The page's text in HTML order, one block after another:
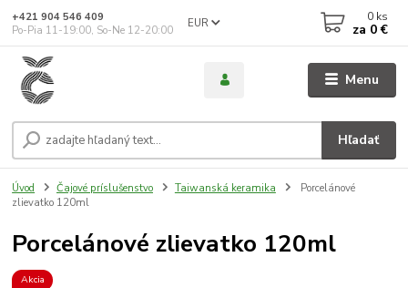
Menu
EUR
Hľadať
+421 904 546 409
Po-Pia 11-19:00, So-Ne 12-20:00
0 ks
za 0 €
Úvod Čajové príslušenstvo Taiwanská keramika
Porcelánové
zlievatko 120ml
Porcelánové zlievatko 120ml
Akcia